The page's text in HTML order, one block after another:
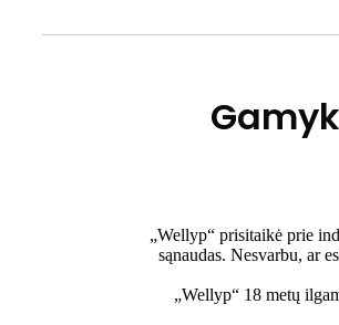
„Wellyp“ prisitaikė prie
sąnaudas. Nesvarbu, ar
„Wellyp“ 18 metų